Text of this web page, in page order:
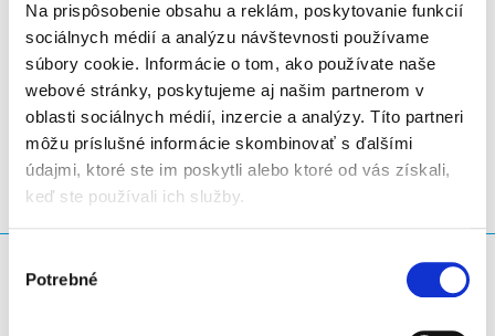
Na prispôsobenie obsahu a reklám, poskytovanie funkcií
sociálnych médií a analýzu návštevnosti používame
súbory cookie. Informácie o tom, ako používate naše
webové stránky, poskytujeme aj našim partnerom v
oblasti sociálnych médií, inzercie a analýzy. Títo partneri
môžu príslušné informácie skombinovať s ďalšími
údajmi, ktoré ste im poskytli alebo ktoré od vás získali,
keď ste používali ich služby.
súhlasu
Potrebné
zdieľať prostredníctvom LinkedInTwitter
Čo hľadáte?